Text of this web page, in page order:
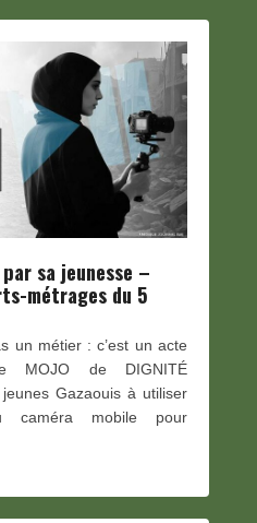
sa jeunesse –
métrages du 5
un métier : c’est un acte
MOJO de DIGNITÉ
Gazaouis à utiliser
caméra mobile pour